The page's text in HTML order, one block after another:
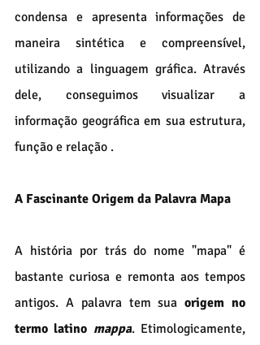
condensa e apresenta informações de
maneira sintética e compreensível,
utilizando a linguagem gráfica. Através
dele, conseguimos visualizar a
informação geográfica em sua estrutura,
função e relação .
A Fascinante Origem da Palavra Mapa
A história por trás do nome "mapa" é
bastante curiosa e remonta aos tempos
antigos. A palavra tem sua origem no
termo latino mappa